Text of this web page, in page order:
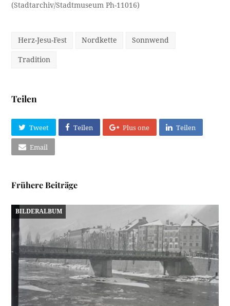
(Stadtarchiv/Stadtmuseum Ph-11016)
Herz-Jesu-Fest Nordkette Sonnwend
Tradition
Teilen
Tweet Teilen Plus one Teilen
Email
Frühere Beiträge
BILDERALBUM